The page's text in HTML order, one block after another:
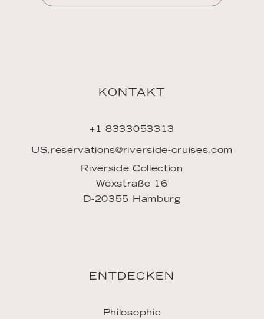
KONTAKT
+1 8333053313
US.reservations@riverside-cruises.com
Riverside Collection
Wexstraße 16
D-20355 Hamburg
ENTDECKEN
Philosophie